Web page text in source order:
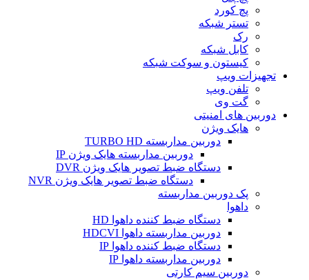
پچ کورد
تستر شبکه
رک
کابل شبکه
کیستون و سوکت شبکه
تجهیزات ویپ
تلفن ویپ
گت وی
دوربین های امنیتی
هایک ویژن
دوربین مداربسته TURBO HD
دوربین مداربسته هایک ویژن IP
دستگاه ضبط تصویر هایک ویژن DVR
دستگاه ضبط تصویر هایک ویژن NVR
پک دوربین مداربسته
داهوا
دستگاه ضبط کننده داهوا HD
دوربین مداربسته داهوا HDCVI
دستگاه ضبط کننده داهوا IP
دوربین مداربسته داهوا IP
دوربین سیم کارتی